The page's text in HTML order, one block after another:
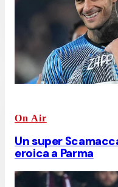
On Air
Un super
eroica a Parma